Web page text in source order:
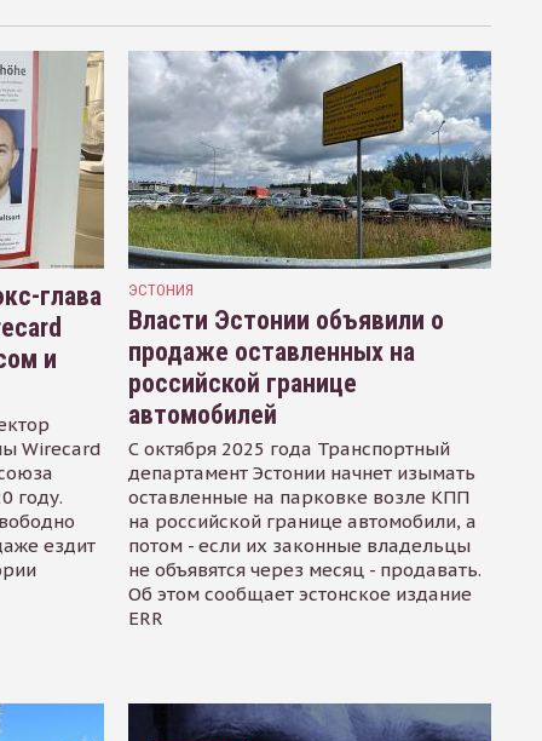
глава
и
Wirecard
году.
ездит
ЭСТОНИЯ
Власти Эстонии объявили о
продаже оставленных на
российской границе
автомобилей
С октября 2025 года Транспортный
департамент Эстонии начнет изымать
оставленные на парковке возле КПП
на российской границе автомобили, а
потом - если их законные владельцы
не объявятся через месяц - продавать.
Об этом сообщает эстонское издание
ERR